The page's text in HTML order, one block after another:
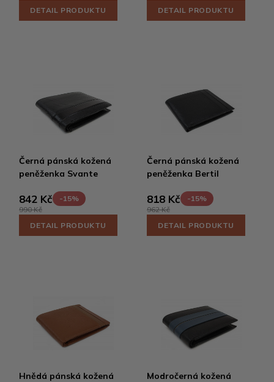
DETAIL PRODUKTU
DETAIL PRODUKTU
Černá pánská kožená
peněženka Svante
842 Kč
-15%
990 Kč
DETAIL PRODUKTU
Černá pánská kožená
peněženka Bertil
818 Kč
-15%
962 Kč
DETAIL PRODUKTU
Hnědá pánská kožená
Modročerná kožená